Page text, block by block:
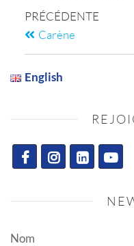
PRÉCÉDENTE
Carène
English
Nom